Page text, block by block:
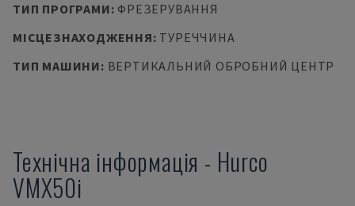
ТИП ПРОГРАМИ: ФРЕЗЕРУВАННЯ
МІСЦЕЗНАХОДЖЕННЯ: ТУРЕЧЧИНА
ТИП МАШИНИ: ВЕРТИКАЛЬНИЙ ОБРОБНИЙ ЦЕНТР
Технічна інформація - Hurco
VMX50i